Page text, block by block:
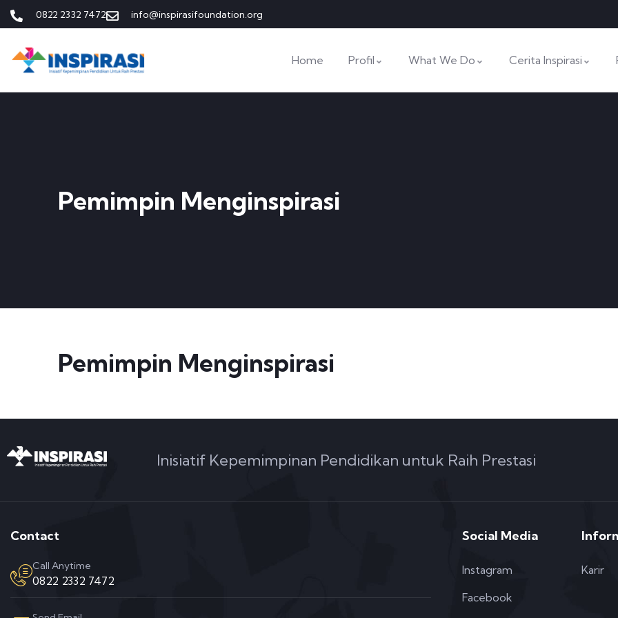
0822 2332 7472 info@inspirasifoundation.org
Home Profil What We Do Cerita Inspirasi
Pemimpin Menginspirasi
Pemimpin Menginspirasi
Inisiatif Kepemimpinan Pendidikan untuk Raih Prestasi
Contact
Call Anytime
0822 2332 7472
Social Media
Instagram
Facebook
Karir